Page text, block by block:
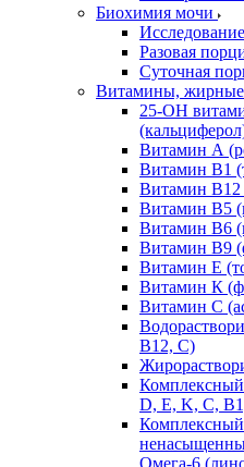
Биохимия мочи
Разовая
Суточная
Витамины,
25-OH
Витамин А
Витамин В1
Витамин В12
Витамин В5
Витамин В6
Витамин В9
Витамин Е
Витамин К
Витамин С
В12, С)
D, E, K, C,
Комплексный
Омега-6